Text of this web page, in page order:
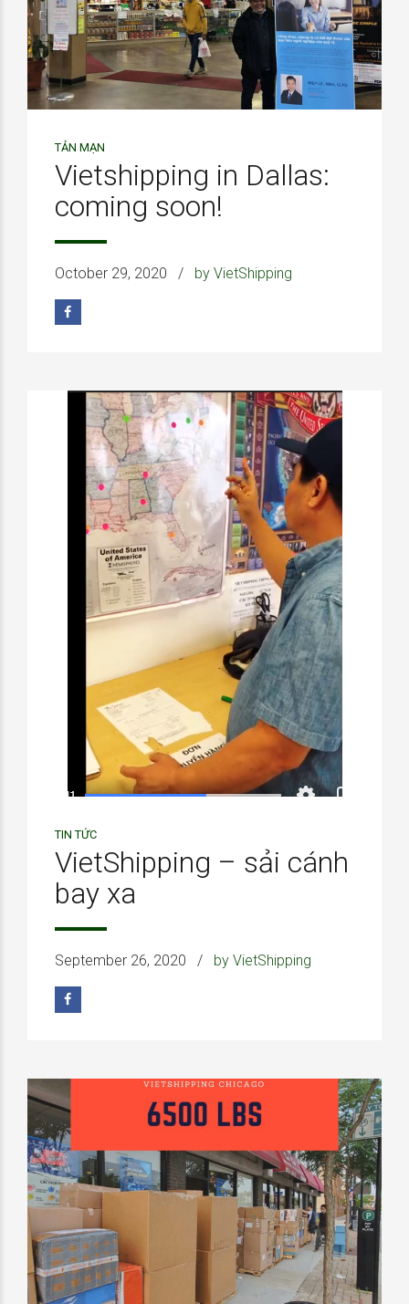
TẢN MẠN
Vietshipping in Dallas:
coming soon!
October 29, 2020 by VietShipping
TIN TỨC
VietShipping – sải cánh
bay xa
September 26, 2020 by VietShipping